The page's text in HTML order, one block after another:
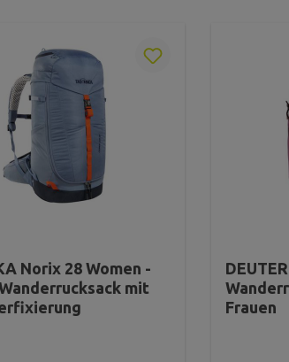
Norix 28 Women -
mit
Frauen